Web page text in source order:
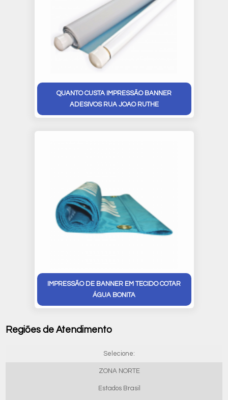
QUANTO CUSTA IMPRESSÃO BANNER
ADESIVOS RUA JOAO RUTHE
IMPRESSÃO DE BANNER EM TECIDO COTAR
ÁGUA BONITA
Regiões de Atendimento
Selecione:
ZONA NORTE
Estados Brasil